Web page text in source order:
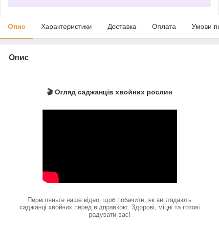
Опис Характеристики Доставка Оплата Умови
Опис
🎬 Огляд саджанців хвойних рослин
Перегляньте наше відео, щоб побачити, як виглядають
саджанці хвойних перед відправкою. Здорові, міцні та готові
радувати вас!